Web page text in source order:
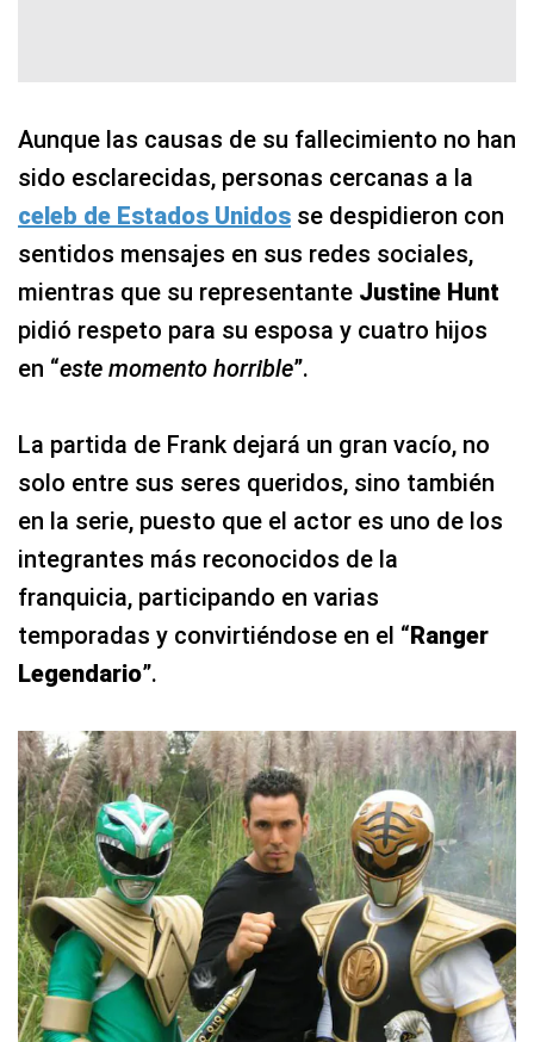
Aunque las causas de su fallecimiento no han
sido esclarecidas, personas cercanas a la
celeb de Estados Unidos se despidieron con
sentidos mensajes en sus redes sociales,
mientras que su representante Justine Hunt
pidió respeto para su esposa y cuatro hijos
en “este momento horrible”.
La partida de Frank dejará un gran vacío, no
solo entre sus seres queridos, sino también
en la serie, puesto que el actor es uno de los
integrantes más reconocidos de la
franquicia, participando en varias
temporadas y convirtiéndose en el “Ranger
Legendario”.